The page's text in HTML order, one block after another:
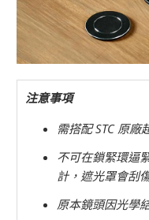
注意事項
需搭配 STC 原廠
不可在鎖緊環逼
計，遮光罩會刮
原本鏡頭因光學